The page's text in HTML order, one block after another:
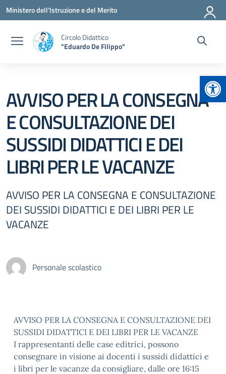
Vai ai contenuti
Vai al menu di navigazione
Vai al footer
Ministero dell'Istruzione e del Merito
Circolo Didattico
"Eduardo De Filippo"
AVVISO PER LA CONSEGNA
E CONSULTAZIONE DEI
SUSSIDI DIDATTICI E DEI
LIBRI PER LE VACANZE
AVVISO PER LA CONSEGNA E CONSULTAZIONE
DEI SUSSIDI DIDATTICI E DEI LIBRI PER LE
VACANZE
Personale scolastico
AVVISO PER LA CONSEGNA E CONSULTAZIONE DEI
SUSSIDI DIDATTICI E DEI LIBRI PER LE VACANZE
I rappresentanti delle case editrici, possono
consegnare in visione ai docenti i sussidi didattici e
i libri per le vacanze da consigliare, dalle ore 16:15